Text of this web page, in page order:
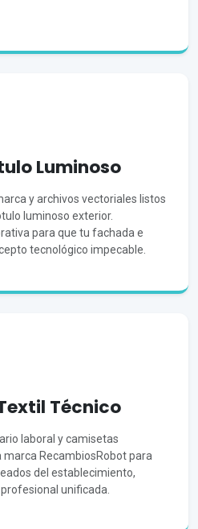
Luminoso
y archivos vectoriales listos
luminoso exterior.
para que tu fachada e
tecnológico impecable.
Técnico
laboral y camisetas
RecambiosRobot para
del establecimiento,
unificada.